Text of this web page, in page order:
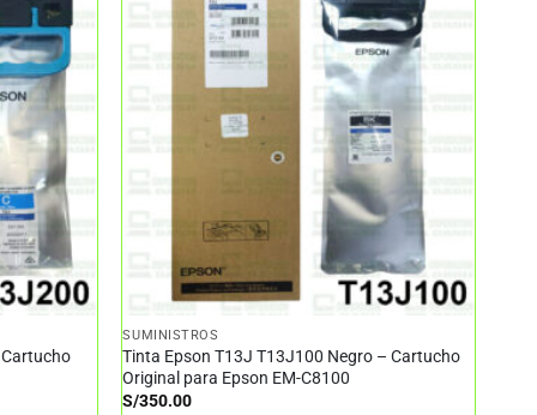
SUMINISTROS
Tinta Epson T13J T13J100 Negro – Cartucho
Original para Epson EM-C8100
S/350.00